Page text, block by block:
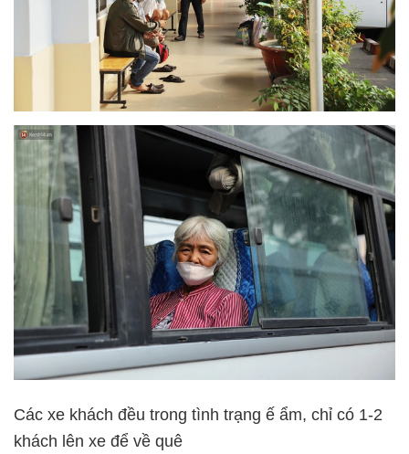
Các xe khách đều trong tình trạng ế ẩm, chỉ có 1-2
khách lên xe để về quê